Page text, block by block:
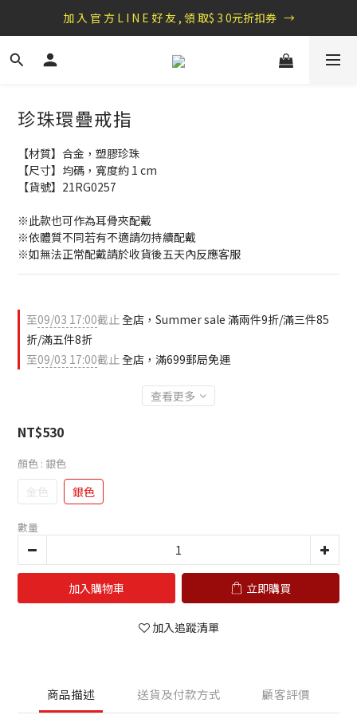
盛夏祭典：全館滿1000折100，滿2000贈『自粘式多功能包巾』
加 入 官 方 L I N E 好 友 , 領 取$ 3 0元折扣券   →
盛夏祭典：全館滿1000折100，滿2000贈『自粘式多功能包巾』
珍珠環疊戒指
【材質】合金，塑膠珍珠
【尺寸】均碼，寬度約 1 cm
【貨號】21RG0257
※此款也可作為耳骨夾配戴
※依體質不同若有不適請勿持續配戴
※如無法正常配戴請於收貨後五天內反應客服
至09/03 17:00截止全店，Summer sale 滿兩件9折/滿三件85
折/滿五件8折
至09/03 17:00截止全店，滿699郵局免運
查看更多
NT$530
顏色 : 銀色
金色 銀色
數量
加入購物車 立即購買
加入追蹤清單
商品描述 送貨及付款方式 顧客評價